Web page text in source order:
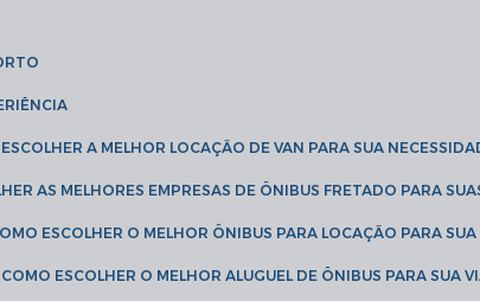
ESCOLHER A MELHOR LOCAÇÃO DE VAN PARA SUA
AS MELHORES EMPRESAS DE ÔNIBUS FRETADO PARA
COMO ESCOLHER O MELHOR ÔNIBUS PARA LOCAÇÃO PARA
COMO ESCOLHER O MELHOR ALUGUEL DE ÔNIBUS PARA SUA